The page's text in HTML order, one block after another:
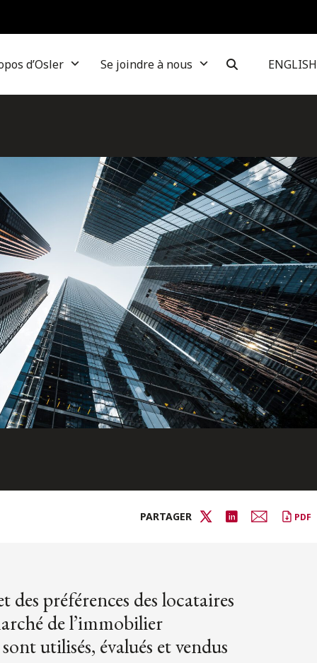
d’Osler Se joindre à nous ENGLISH
PARTAGER PDF
préférences des locataires
de l’immobilier
utilisés, évalués et vendus